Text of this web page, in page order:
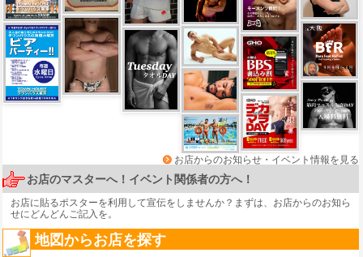
お店からのお知らせ・イベント情報を見る
お店のマスターへ！イベント関係者の方へ！
お店に貼るポスターを利用して宣伝をしませんか？まずは、 お店からのお知ら
せにどんどんご記入を。
地図からお店を探す